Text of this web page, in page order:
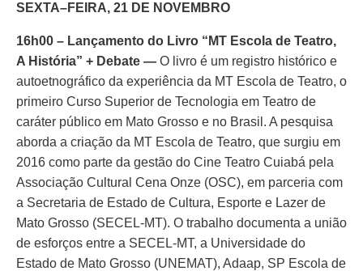
SEXTA–FEIRA, 21 DE NOVEMBRO
16h00 – Lançamento do Livro “MT Escola de Teatro,
A História” + Debate — O livro é um registro histórico e
autoetnográfico da experiência da MT Escola de Teatro, o
primeiro Curso Superior de Tecnologia em Teatro de
caráter público em Mato Grosso e no Brasil. A pesquisa
aborda a criação da MT Escola de Teatro, que surgiu em
2016 como parte da gestão do Cine Teatro Cuiabá pela
Associação Cultural Cena Onze (OSC), em parceria com
a Secretaria de Estado de Cultura, Esporte e Lazer de
Mato Grosso (SECEL-MT). O trabalho documenta a união
de esforços entre a SECEL-MT, a Universidade do
Estado de Mato Grosso (UNEMAT), Adaap, SP Escola de